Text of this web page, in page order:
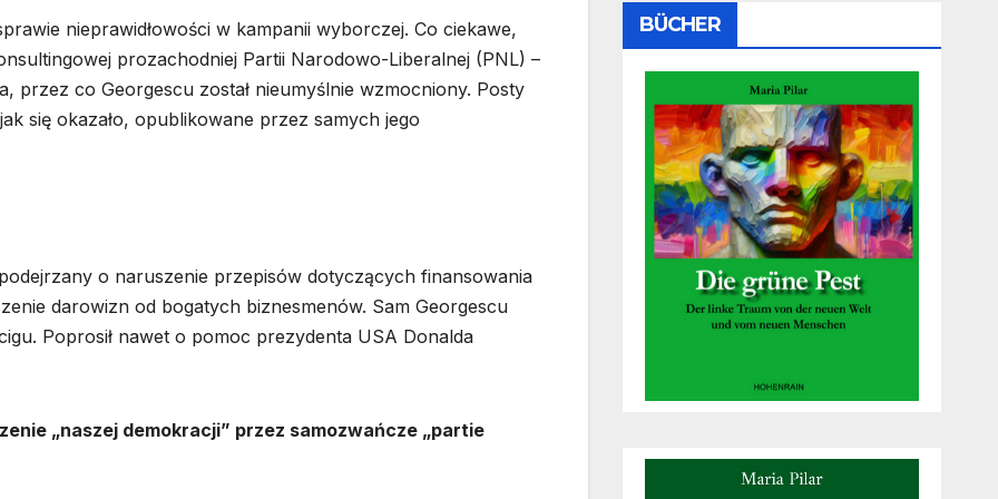
nieprawidłowości w kampanii wyborczej. Co ciekawe,
prozachodniej Partii Narodowo-Liberalnej (PNL) –
przez co Georgescu został nieumyślnie wzmocniony. Posty
się okazało, opublikowane przez samych jego
o naruszenie przepisów dotyczących finansowania
darowizn od bogatych biznesmenów. Sam Georgescu
Poprosił nawet o pomoc prezydenta USA Donalda
„naszej demokracji” przez samozwańcze „partie
BÜCHER